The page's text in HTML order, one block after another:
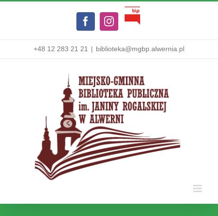
FacebookInstagram
Biuletyn
+48 12 283 21 21 | biblioteka@mgbp.alwernia.pl